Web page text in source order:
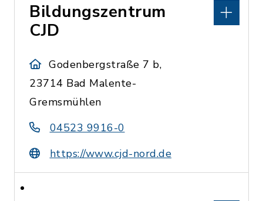
Bildungszentrum
CJD
Godenbergstraße 7 b,
23714 Bad Malente-
Gremsmühlen
04523 9916-0
https://www.cjd-nord.de